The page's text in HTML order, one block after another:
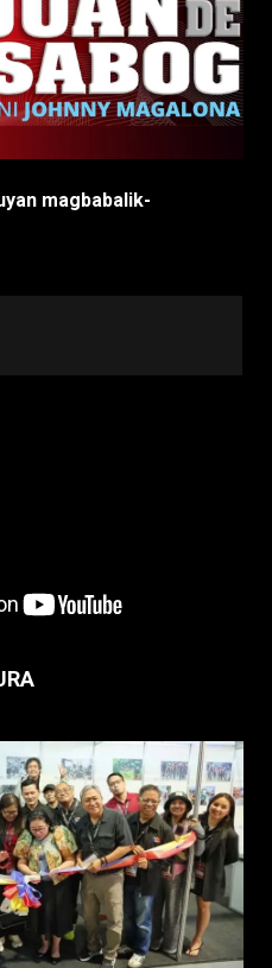
magbabalik-